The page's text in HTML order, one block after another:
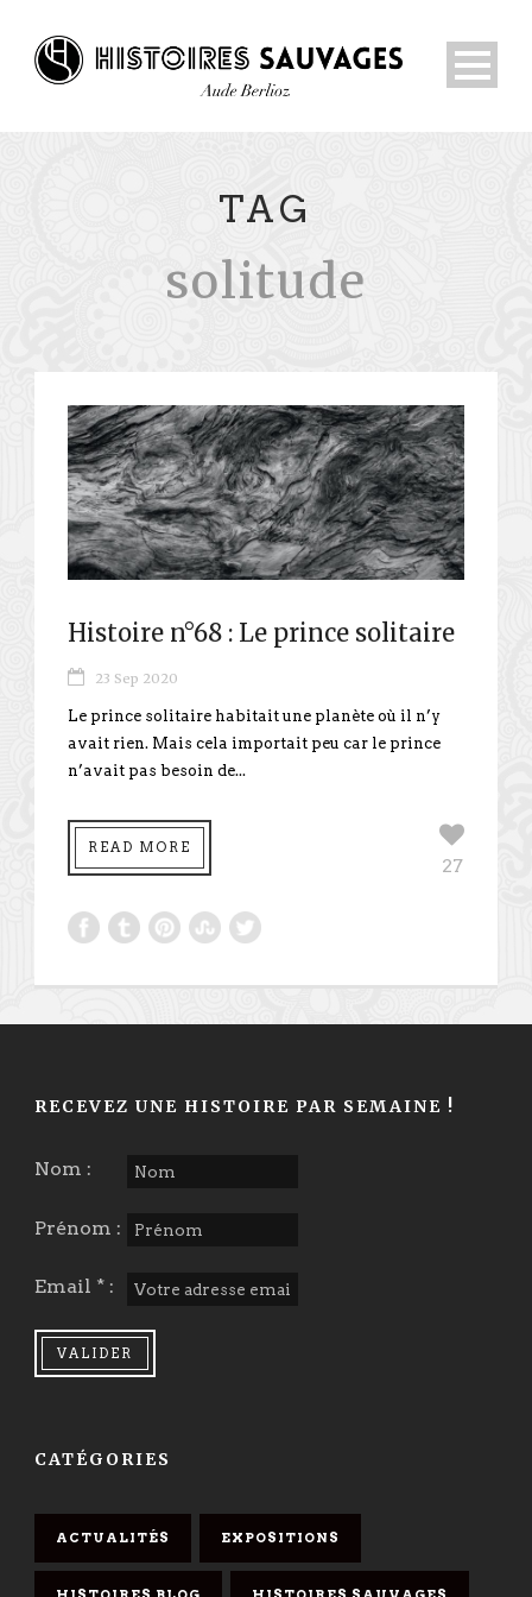
TAG
solitude
Histoire n°68 : Le prince solitaire
23 Sep 2020
Le prince solitaire habitait une planète où il n’y
avait rien. Mais cela importait peu car le prince
n’avait pas besoin de...
READ MORE
27
RECEVEZ UNE HISTOIRE PAR SEMAINE !
Nom :
Prénom :
Email * :
CATÉGORIES
ACTUALITÉS EXPOSITIONS